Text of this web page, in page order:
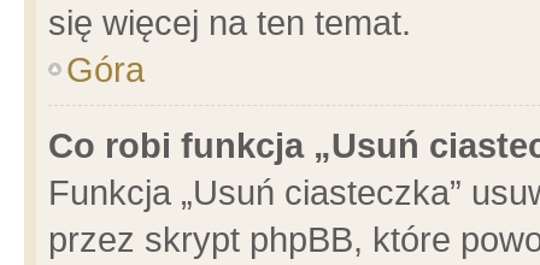
się więcej na ten temat.
Góra
Co robi funkcja „Usuń
Funkcja „Usuń ciasteczka”
przez skrypt phpBB, które